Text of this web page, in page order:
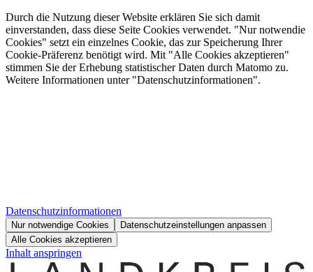
Durch die Nutzung dieser Website erklären Sie sich damit
einverstanden, dass diese Seite Cookies verwendet. "Nur notwendie
Cookies" setzt ein einzelnes Cookie, das zur Speicherung Ihrer
Cookie-Präferenz benötigt wird. Mit "Alle Cookies akzeptieren"
stimmen Sie der Erhebung statistischer Daten durch Matomo zu.
Weitere Informationen unter "Datenschutzinformationen".
Datenschutzinformationen
Nur notwendige Cookies
Datenschutzeinstellungen anpassen
Alle Cookies akzeptieren
Inhalt anspringen